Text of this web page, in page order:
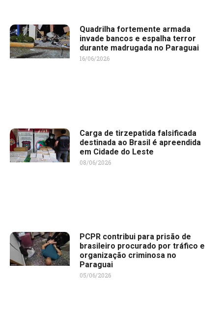
Quadrilha fortemente armada
invade bancos e espalha terror
durante madrugada no Paraguai
16/06/2026
Carga de tirzepatida falsificada
destinada ao Brasil é apreendida
em Cidade do Leste
08/06/2026
PCPR contribui para prisão de
brasileiro procurado por tráfico e
organização criminosa no
Paraguai
05/06/2026